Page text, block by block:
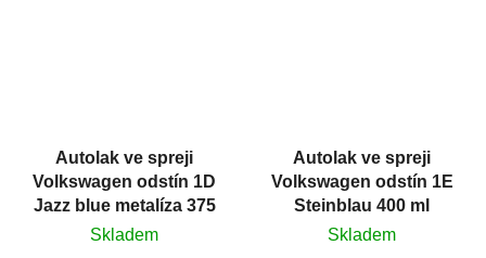
Autolak ve spreji
Volkswagen odstín 1D
Jazz blue metalíza 375
ml
Skladem
Autolak ve spreji
Volkswagen odstín 1E
Steinblau 400 ml
Skladem